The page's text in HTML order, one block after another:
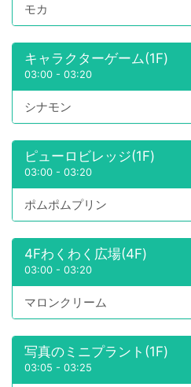
モカ
キャラクターゲーム(1F)
03:00 - 03:20
シナモン
ピューロビレッジ(1F)
03:00 - 03:20
ポムポムプリン
4Fわくわく広場(4F)
03:00 - 03:20
マロンクリーム
写真のミニプラント(1F)
03:05 - 03:25